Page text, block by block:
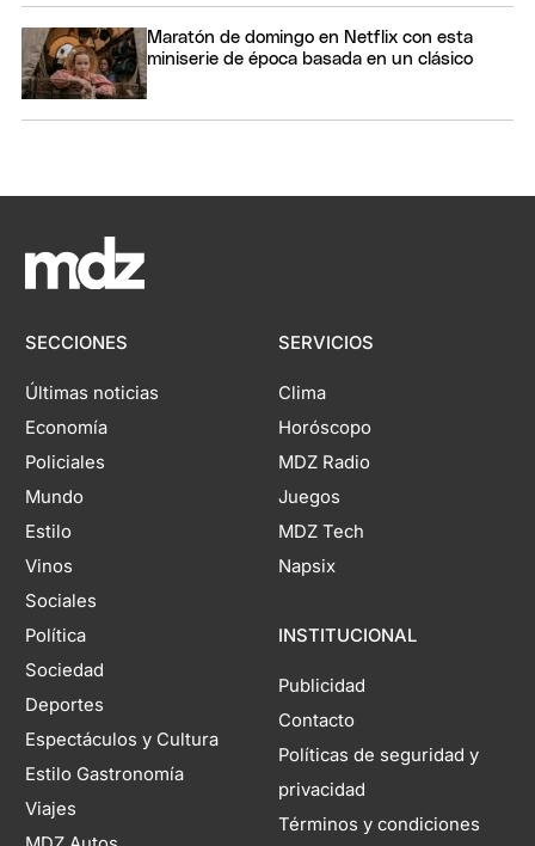
Maratón de domingo en Netflix con esta
miniserie de época basada en un clásico
SECCIONES
Últimas noticias
Economía
Policiales
Mundo
Estilo
Vinos
Sociales
Política
Sociedad
Deportes
Espectáculos y Cultura
Estilo Gastronomía
Viajes
SERVICIOS
Clima
Horóscopo
MDZ Radio
Juegos
MDZ Tech
Napsix
INSTITUCIONAL
Publicidad
Contacto
Políticas de seguridad y
privacidad
Términos y condiciones